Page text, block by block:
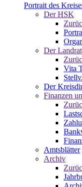
Portrait des
Der HSK
Der Landrat
Vita
Der
Finanzen
Amtsblätter
Archiv